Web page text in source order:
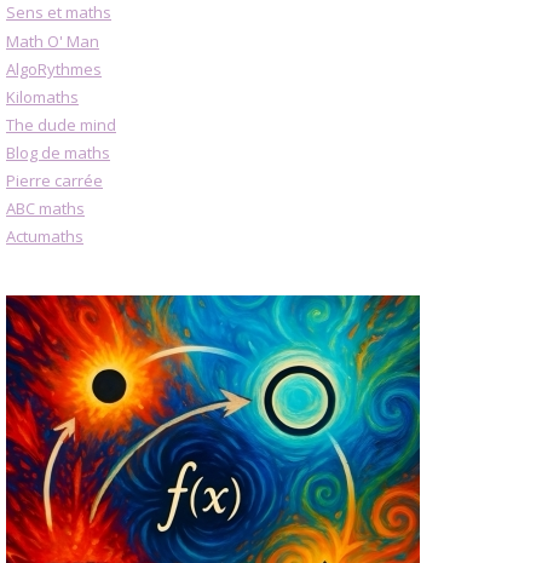
Sens et maths
Math O' Man
AlgoRythmes
Kilomaths
The dude mind
Blog de maths
Pierre carrée
ABC maths
Actumaths